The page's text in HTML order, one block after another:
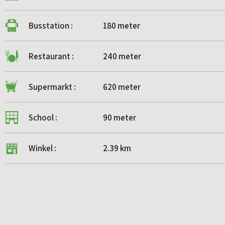
bouwtechnische, juridische, financiële,
Wilt u deelnemen aan het verkoopproces?
Toegang tot de dataroom wordt uitsluitend
opdrachtgever.
KIJKDAGEN
Busstation : 180 meter
Restaurant : 240 meter
Supermarkt : 620 meter
School : 90 meter
Winkel : 2.39 km